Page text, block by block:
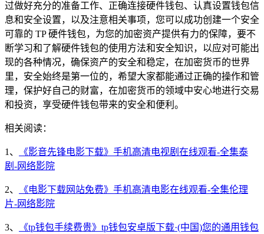
过做好充分的准备工作、正确连接硬件钱包、认真设置钱包信
息和安全设置，以及注意相关事项，您可以成功创建一个安全
可靠的 TP 硬件钱包，为您的加密资产提供有力的保障，要不
断学习和了解硬件钱包的使用方法和安全知识，以应对可能出
现的各种情况，确保资产的安全和稳定，在加密货币的世界
里，安全始终是第一位的，希望大家都能通过正确的操作和管
理，保护好自己的财富，在加密货币的领域中安心地进行交易
和投资，享受硬件钱包带来的安全和便利。
相关阅读：
1、
《影音先锋电影下载》手机高清电视剧在线观看-全集泰
剧-网络影院
2、
《电影下载网站免费》手机高清电影在线观看-全集伦理
片-网络影院
3、
《tp钱包手续费贵》tp钱包安卓版下载·(中国)您的通用钱包